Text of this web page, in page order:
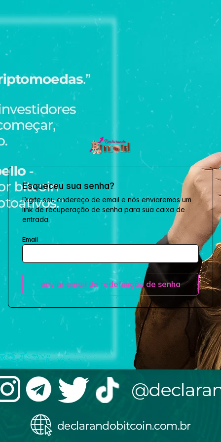
Esqueceu sua senha?
Digite seu endereço de email e nós enviaremos um
link de recuperação de senha para sua caixa de
entrada.
Email